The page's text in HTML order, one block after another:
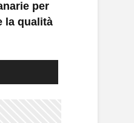
per
la qualità